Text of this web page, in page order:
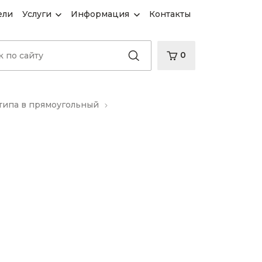
Услуги Информация Контакты
0
в прямоугольный